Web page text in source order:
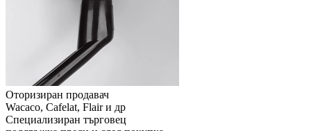
Оторизиран продавач
Wacaco, Cafelat, Flair и др
Специализиран търговец